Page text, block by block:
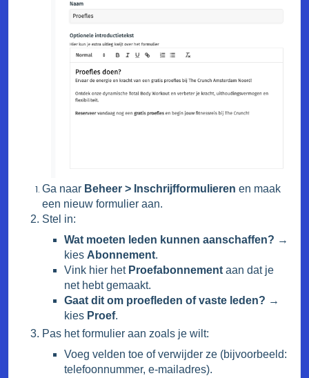
Ga naar Beheer > Inschrijfformulieren en maak
een nieuw formulier aan.
Stel in:
Wat moeten leden kunnen aanschaffen? →
kies Abonnement.
Vink hier het Proefabonnement aan dat je
net hebt gemaakt.
Gaat dit om proefleden of vaste leden? →
kies Proef.
Pas het formulier aan zoals je wilt:
Voeg velden toe of verwijder ze (bijvoorbeeld:
telefoonnummer, e-mailadres).